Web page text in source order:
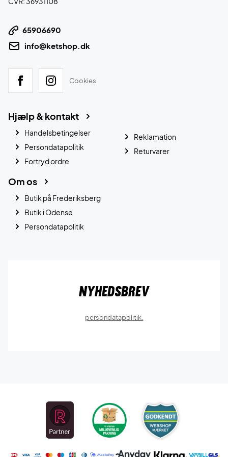
65906690
info@ketshop.dk
Cookies
Hjælp & kontakt
Handelsbetingelser
Persondatapolitik
Fortryd ordre
Reklamation
Returvarer
Om os
Butik på Frederiksberg
Butik i Odense
Persondatapolitik
Nyhedsbrev
persondatapolitik.